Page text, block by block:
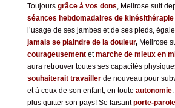
Toujours grâce à vos dons, Melirose suit
séances hebdomadaires de kinésithérapie
l’usage de ses jambes et de ses pieds,
jamais se plaindre de la douleur,Melirose
courageusementetmarche de mieux en
aura retrouver toutes ses capacités
souhaiterait travailler de nouveau pour
et à ceux de son enfant, en toute autonomie
plus quitter son pays! Se faisantporte-